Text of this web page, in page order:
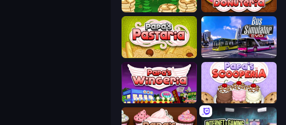
Papa's Pancakeria Papa's Donuteria
Papa's Pastaria Bus Simulator: EVO
Papa's Wingeria Papa's Scooperia